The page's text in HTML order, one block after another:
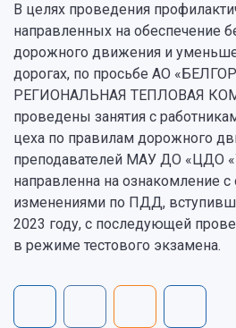
В целях проведения
направленных на обеспечение
дорожного движения и
дорогах, по просьбе АО
РЕГИОНАЛЬНАЯ ТЕПЛОВАЯ
проведены занятия с
цеха по правилам дорожного
преподавателей МАУ ДО «ЦДО
направленна на ознакомление
изменениями по ПДД,
2023 году, с последующей
в режиме тестового экзамена.